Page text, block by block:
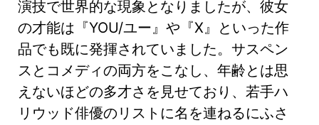
演技で世界的な現象となりましたが、彼女
の才能は『YOU/ユー』や『X』といった作
品でも既に発揮されていました。サスペン
スとコメディの両方をこなし、年齢とは思
えないほどの多才さを見せており、若手ハ
リウッド俳優のリストに名を連ねるにふさ